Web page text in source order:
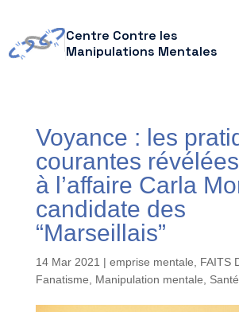
Centre Contre les
Manipulations Mentales
Voyance : les
courantes
à l’affaire Carla
candidate des
“Marseillais”
14 Mar 2021 | emprise mentale FAITS
Fanatisme
Manipulation mentale